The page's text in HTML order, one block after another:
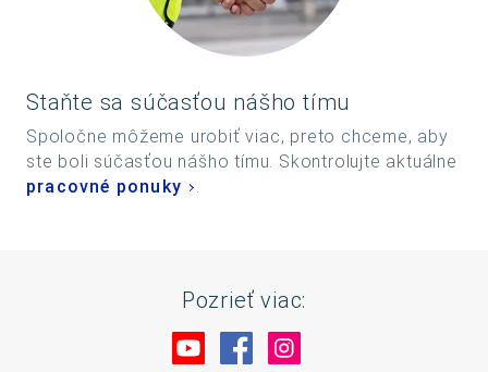
Staňte sa súčasťou nášho tímu
Spoločne môžeme urobiť viac, preto chceme, aby
ste boli súčasťou nášho tímu. Skontrolujte aktuálne
pracovné ponuky
.
Pozrieť viac:
Navštívte nás na YouTube
Navštívte nás na